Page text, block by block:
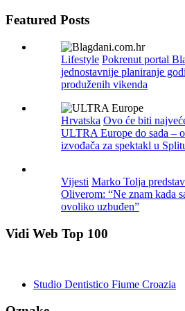
Featured Posts
Lifestyle Pokrenut portal
jednostavnije planiranje
produženih vikenda
Hrvatska Ovo će biti
ULTRA Europe do sada –
izvođača za spektakl u
Vijesti Marko Tolja
Oliverom: “Ne znam kada
ovoliko uzbuđen”
Vidi Web Top 100
Studio Dentistico Fiume Croazia